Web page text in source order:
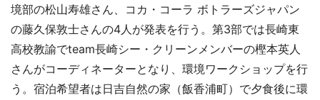
境部の松山寿雄さん、コカ・コーラ ボトラーズジャパン
の藤久保敦士さんの4人が発表を行う。第3部では長崎東
高校教諭でteam長崎シー・クリーンメンバーの樫本英人
さんがコーディネーターとなり、環境ワークショップを行
う。宿泊希望者は日吉自然の家（飯香浦町）で夕食後に環